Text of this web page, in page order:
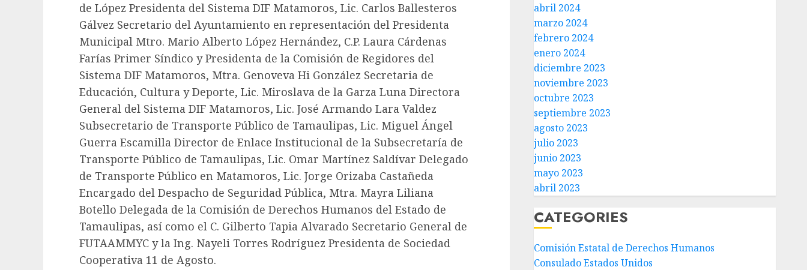
de López Presidenta del Sistema DIF Matamoros, Lic. Carlos Ballesteros
Gálvez Secretario del Ayuntamiento en representación del Presidenta
Municipal Mtro. Mario Alberto López Hernández, C.P. Laura Cárdenas
Farías Primer Síndico y Presidenta de la Comisión de Regidores del
Sistema DIF Matamoros, Mtra. Genoveva Hi González Secretaria de
Educación, Cultura y Deporte, Lic. Miroslava de la Garza Luna Directora
General del Sistema DIF Matamoros, Lic. José Armando Lara Valdez
Subsecretario de Transporte Público de Tamaulipas, Lic. Miguel Ángel
Guerra Escamilla Director de Enlace Institucional de la Subsecretaría de
Transporte Público de Tamaulipas, Lic. Omar Martínez Saldívar Delegado
de Transporte Público en Matamoros, Lic. Jorge Orizaba Castañeda
Encargado del Despacho de Seguridad Pública, Mtra. Mayra Liliana
Botello Delegada de la Comisión de Derechos Humanos del Estado de
Tamaulipas, así como el C. Gilberto Tapia Alvarado Secretario General de
FUTAAMMYC y la Ing. Nayeli Torres Rodríguez Presidenta de Sociedad
Cooperativa 11 de Agosto.
abril 2024
marzo 2024
febrero 2024
enero 2024
diciembre 2023
noviembre 2023
octubre 2023
septiembre 2023
agosto 2023
julio 2023
junio 2023
mayo 2023
abril 2023
CATEGORIES
Comisión Estatal de Derechos Humanos
Consulado Estados Unidos